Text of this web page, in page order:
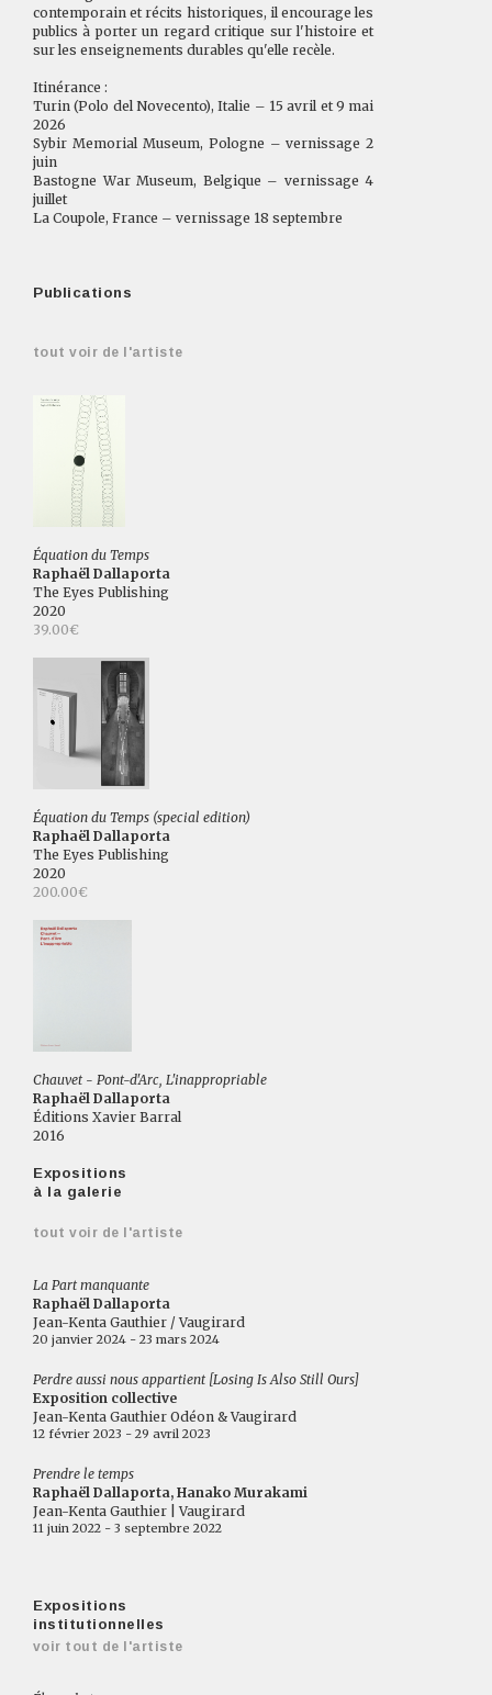
contemporain et récits historiques, il encourage les
publics à porter un regard critique sur l'histoire et
sur les enseignements durables qu'elle recèle.
Itinérance :
Turin (Polo del Novecento), Italie – 15 avril et 9 mai
2026
Sybir Memorial Museum, Pologne – vernissage 2
juin
Bastogne War Museum, Belgique – vernissage 4
juillet
La Coupole, France – vernissage 18 septembre
Publications
tout voir de l'artiste
Équation du Temps
Raphaël Dallaporta
The Eyes Publishing
2020
39.00€
Équation du Temps (special edition)
Raphaël Dallaporta
The Eyes Publishing
2020
200.00€
Chauvet - Pont-d'Arc, L'inappropriable
Raphaël Dallaporta
Éditions Xavier Barral
2016
Expositions
à la galerie
tout voir de l'artiste
La Part manquante
Raphaël Dallaporta
Jean-Kenta Gauthier / Vaugirard
20 janvier 2024 - 23 mars 2024
Perdre aussi nous appartient [Losing Is Also Still Ours]
Exposition collective
Jean-Kenta Gauthier Odéon & Vaugirard
12 février 2023 - 29 avril 2023
Prendre le temps
Raphaël Dallaporta, Hanako Murakami
Jean-Kenta Gauthier | Vaugirard
11 juin 2022 - 3 septembre 2022
Expositions
institutionnelles
voir tout de l'artiste